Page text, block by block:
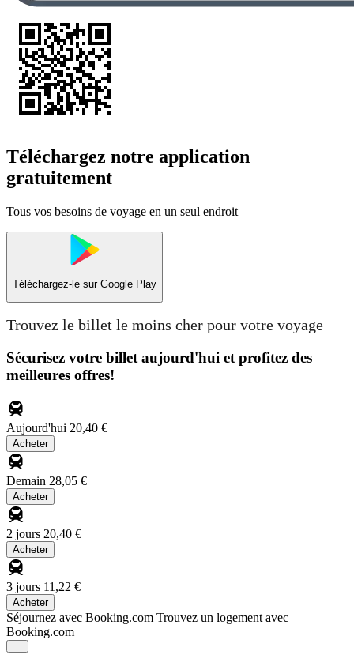
Téléchargez notre application
gratuitement
Tous vos besoins de voyage en un seul endroit
Téléchargez-le sur Google Play
Trouvez le billet le moins cher pour votre voyage
Sécurisez votre billet aujourd'hui et profitez des
meilleures offres!
Aujourd'hui 20,40 €
Acheter
Demain 28,05 €
Acheter
2 jours 20,40 €
Acheter
3 jours 11,22 €
Acheter
Séjournez avec Booking.com Trouvez un logement avec
Booking.com